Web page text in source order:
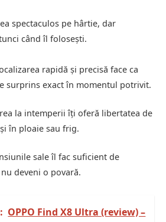
spectaculos pe hârtie, dar
când îl folosești.
rapidă și precisă face ca
surprins exact în momentul potrivit.
la intemperii îți oferă libertatea de
în ploaie sau frig.
sale îl fac suficient de
deveni o povară.
OPPO Find X8 Ultra (review) –